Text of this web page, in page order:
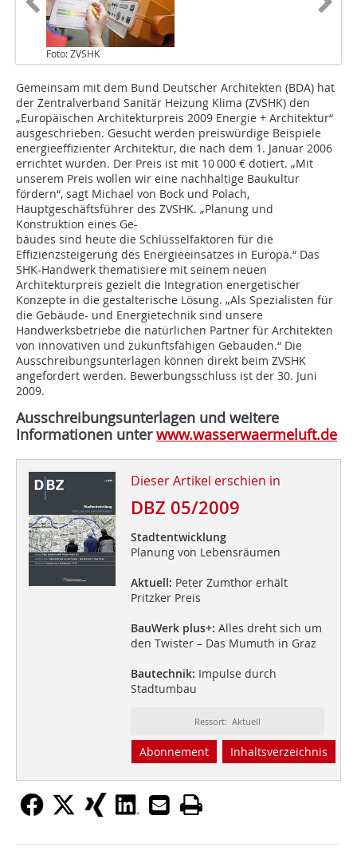
Foto: ZVSHK
Gemeinsam mit dem Bund Deutscher Architekten (BDA) hat
der Zentralverband Sanitär Heizung Klima (ZVSHK) den
„Europäischen Architekturpreis 2009 Energie + Architektur“
ausgeschrieben. Gesucht werden preiswürdige Beispiele
energieeffizienter Architektur, die nach dem 1. Januar 2006
errichtet wurden. Der Preis ist mit 10 000 € dotiert. „Mit
unserem Preis wollen wir eine nachhaltige Baukultur
fördern“, sagt Michael von Bock und Polach,
Hauptgeschäftsführer des ZVSHK. „Planung und
Konstruktion eines Ge-
bäudes sind heute die Schlüsselfaktoren für die
Effizienzsteigerung des Energieeinsatzes in Europa.“ Das
SHK-Handwerk thematisiere mit seinem neuen
Architekturpreis gezielt die Integration energetischer
Konzepte in die gestalterische Lösung. „Als Spezialisten für
die Gebäude- und Energietechnik sind unsere
Handwerksbetriebe die natürlichen Partner für Architekten
von innovativen und zukunftsfähigen Gebäuden.“ Die
Ausschreibungsunterlagen können direkt beim ZVSHK
angefordert werden. Bewerbungsschluss ist der 30. Juni
2009.
Ausschreibungsunterlagen und weitere
Informationen unterwww.wasserwaermeluft.de
Dieser Artikel erschien in
DBZ 05/2009
Stadtentwicklung
Planung von Lebensräumen
Aktuell: Peter Zumthor erhält
Pritzker Preis
BauWerk plus+: Alles dreht sich um
den Twister – Das Mumuth in Graz
Bautechnik: Impulse durch
Stadtumbau
Ressort: Aktuell
Abonnement Inhaltsverzeichnis